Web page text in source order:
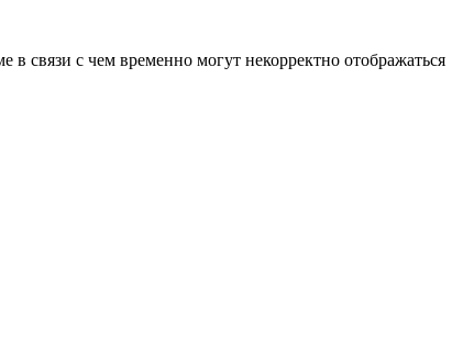
связи с чем временно могут некорректно отображаться